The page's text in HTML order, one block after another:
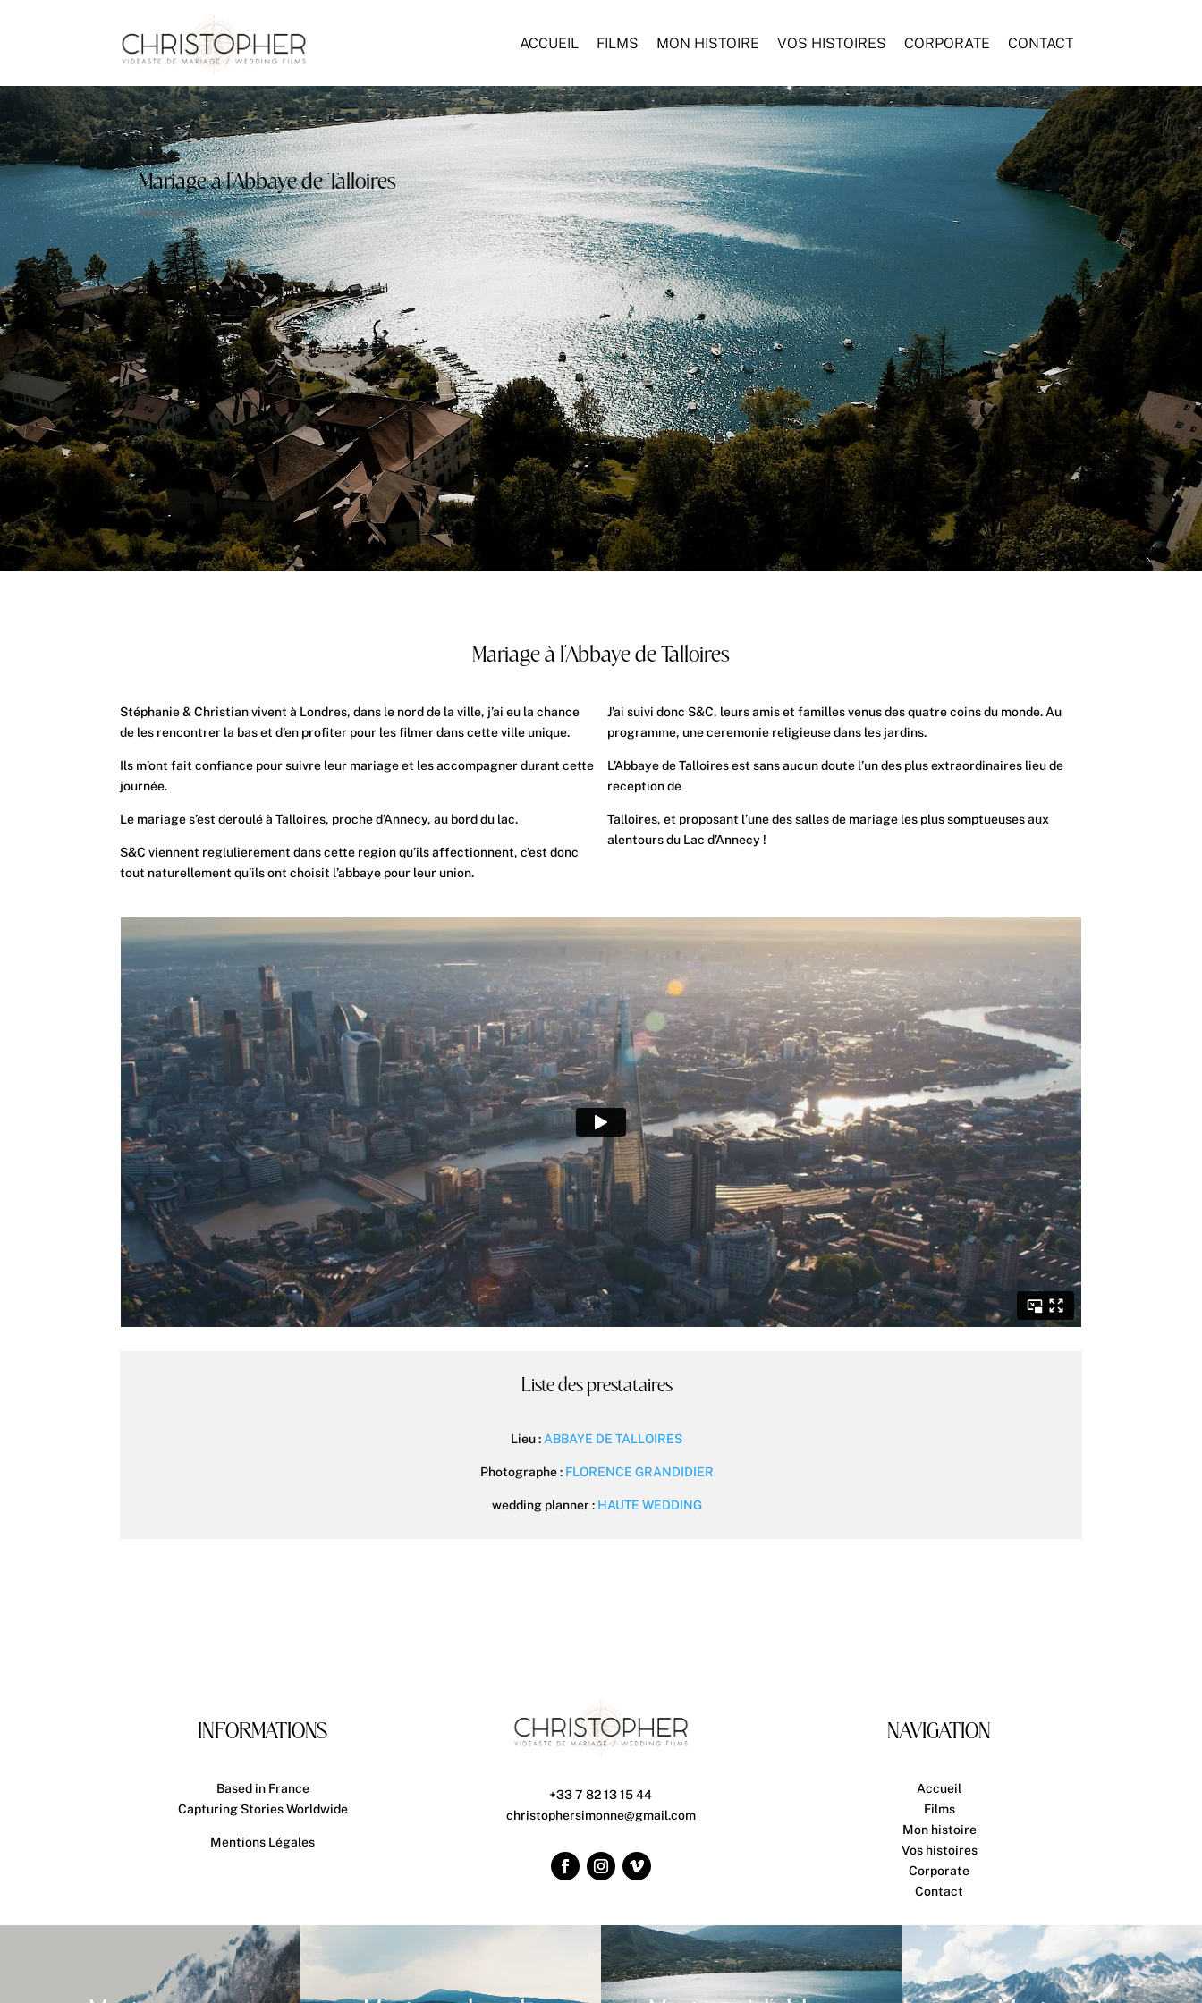
ACCUEIL FILMS MON HISTOIRE VOS HISTOIRES CORPORATE CONTACT
Mariage à l’Abbaye de Talloires
Mariage
Mariage à l’Abbaye de Talloires
Stéphanie & Christian vivent à Londres, dans le nord de la ville, j’ai eu la chance
de les rencontrer la bas et d’en profiter pour les filmer dans cette ville unique.
Ils m’ont fait confiance pour suivre leur mariage et les accompagner durant cette
journée.
Le mariage s’est deroulé à Talloires, proche d’Annecy, au bord du lac.
S&C viennent reglulierement dans cette region qu’ils affectionnent, c’est donc
tout naturellement qu’ils ont choisit l’abbaye pour leur union.
J’ai suivi donc S&C, leurs amis et familles venus des quatre coins du monde. Au
programme, une ceremonie religieuse dans les jardins.
L’Abbaye de Talloires est sans aucun doute l’un des plus extraordinaires lieu de
reception de
Talloires, et proposant l’une des salles de mariage les plus somptueuses aux
alentours du Lac d’Annecy !
Liste des prestataires
Lieu : ABBAYE DE TALLOIRES
Photographe : FLORENCE GRANDIDIER
wedding planner : HAUTE WEDDING
INFORMATIONS
Based in France
Capturing Stories Worldwide
Mentions Légales
+33 7 82 13 15 44
christophersimonne@gmail.com
NAVIGATION
Accueil
Films
Mon histoire
Vos histoires
Corporate
Contact